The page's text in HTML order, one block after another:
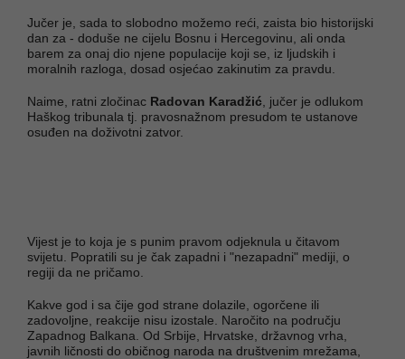
Jučer je, sada to slobodno možemo reći, zaista bio historijski
dan za - doduše ne cijelu Bosnu i Hercegovinu, ali onda
barem za onaj dio njene populacije koji se, iz ljudskih i
moralnih razloga, dosad osjećao zakinutim za pravdu.
Naime, ratni zločinac Radovan Karadžić , jučer je odlukom
Haškog tribunala tj. pravosnažnom presudom te ustanove
osuđen na doživotni zatvor.
Vijest je to koja je s punim pravom odjeknula u čitavom
svijetu. Popratili su je čak zapadni i "nezapadni" mediji, o
regiji da ne pričamo.
Kakve god i sa čije god strane dolazile, ogorčene ili
zadovoljne, reakcije nisu izostale. Naročito na području
Zapadnog Balkana. Od Srbije, Hrvatske, državnog vrha,
javnih ličnosti do običnog naroda na društvenim mrežama,